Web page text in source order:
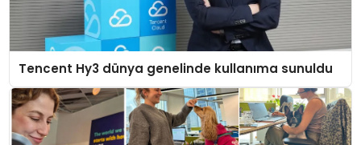
Tencent Hy3 dünya genelinde kullanıma sunuldu